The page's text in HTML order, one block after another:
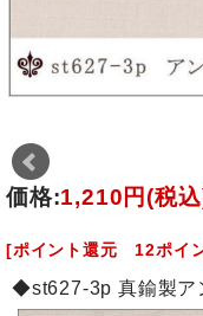
価格:1,210円 (税
[ポイント還元 12ポイ
◆st627-3p 真鍮製ア